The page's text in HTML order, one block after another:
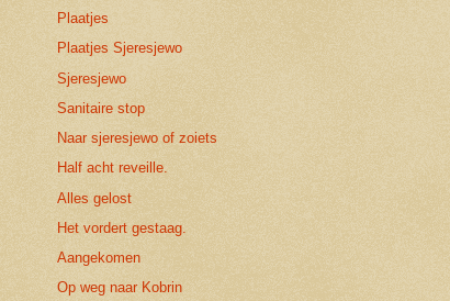
Plaatjes
Plaatjes Sjeresjewo
Sjeresjewo
Sanitaire stop
Naar sjeresjewo of zoiets
Half acht reveille.
Alles gelost
Het vordert gestaag.
Aangekomen
Op weg naar Kobrin